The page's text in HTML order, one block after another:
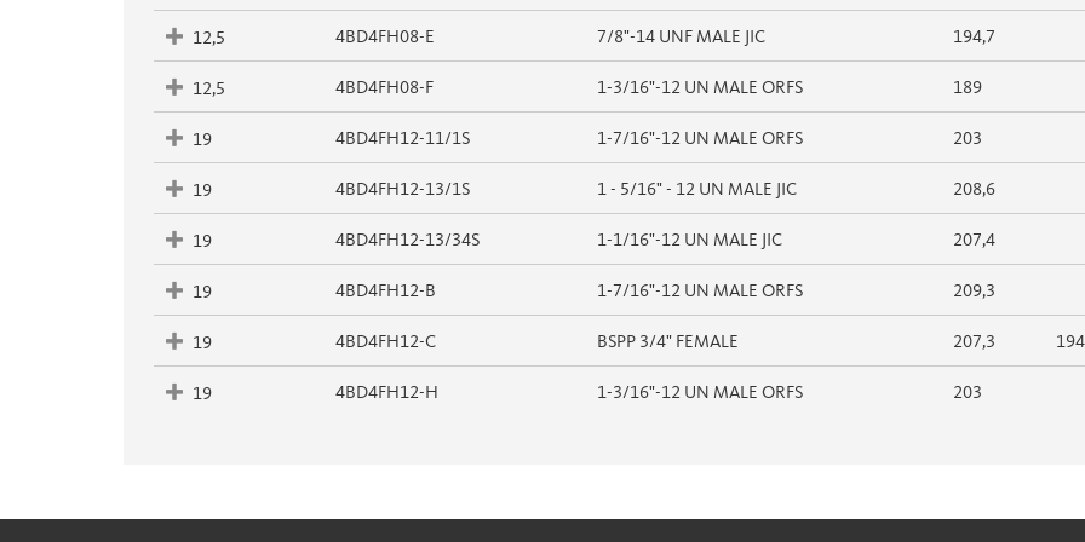
12,5 4BD4FH08-E 7/8"-14 UNF MALE JIC 194,7
12,5 4BD4FH08-F 1-3/16"-12 UN MALE ORFS 189
19 4BD4FH12-11/1S 1-7/16"-12 UN MALE ORFS 203
19 4BD4FH12-13/1S 1 - 5/16" - 12 UN MALE JIC 208,6
19 4BD4FH12-13/34S 1-1/16"-12 UN MALE JIC 207,4
19 4BD4FH12-B 1-7/16"-12 UN MALE ORFS 209,3
19 4BD4FH12-C BSPP 3/4" FEMALE 207,3 194
19 4BD4FH12-H 1-3/16"-12 UN MALE ORFS 203